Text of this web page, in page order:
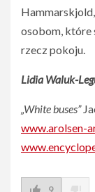
osobom, które
rzecz pokoju.
Lidia Waluk-
„White buses”
www.arolsen-
9